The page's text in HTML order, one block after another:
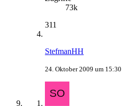
73k
311
StefmanHH
24. Oktober 2009 um 15:30